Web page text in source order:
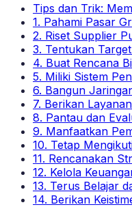
Tips dan Trik:
1. Pahami Pasar
2. Riset Supplier
3. Tentukan
4. Buat Rencana
5. Miliki Sistem
6. Bangun
7. Berikan
8. Pantau dan
9. Manfaatkan
10. Tetap
11. Rencanakan
12. Kelola
13. Terus Belajar
14. Berikan